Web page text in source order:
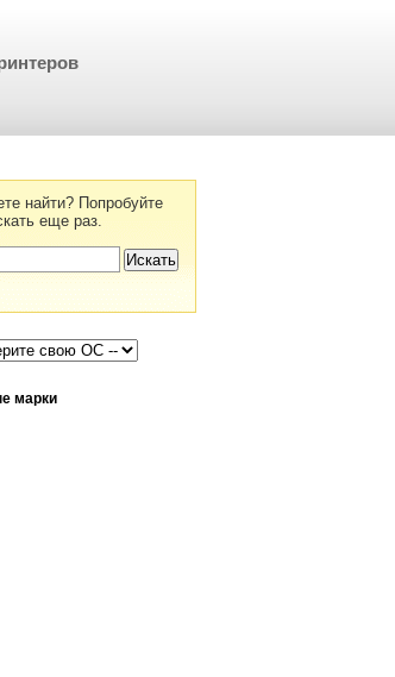
найти? Попробуйте
еще раз.
марки